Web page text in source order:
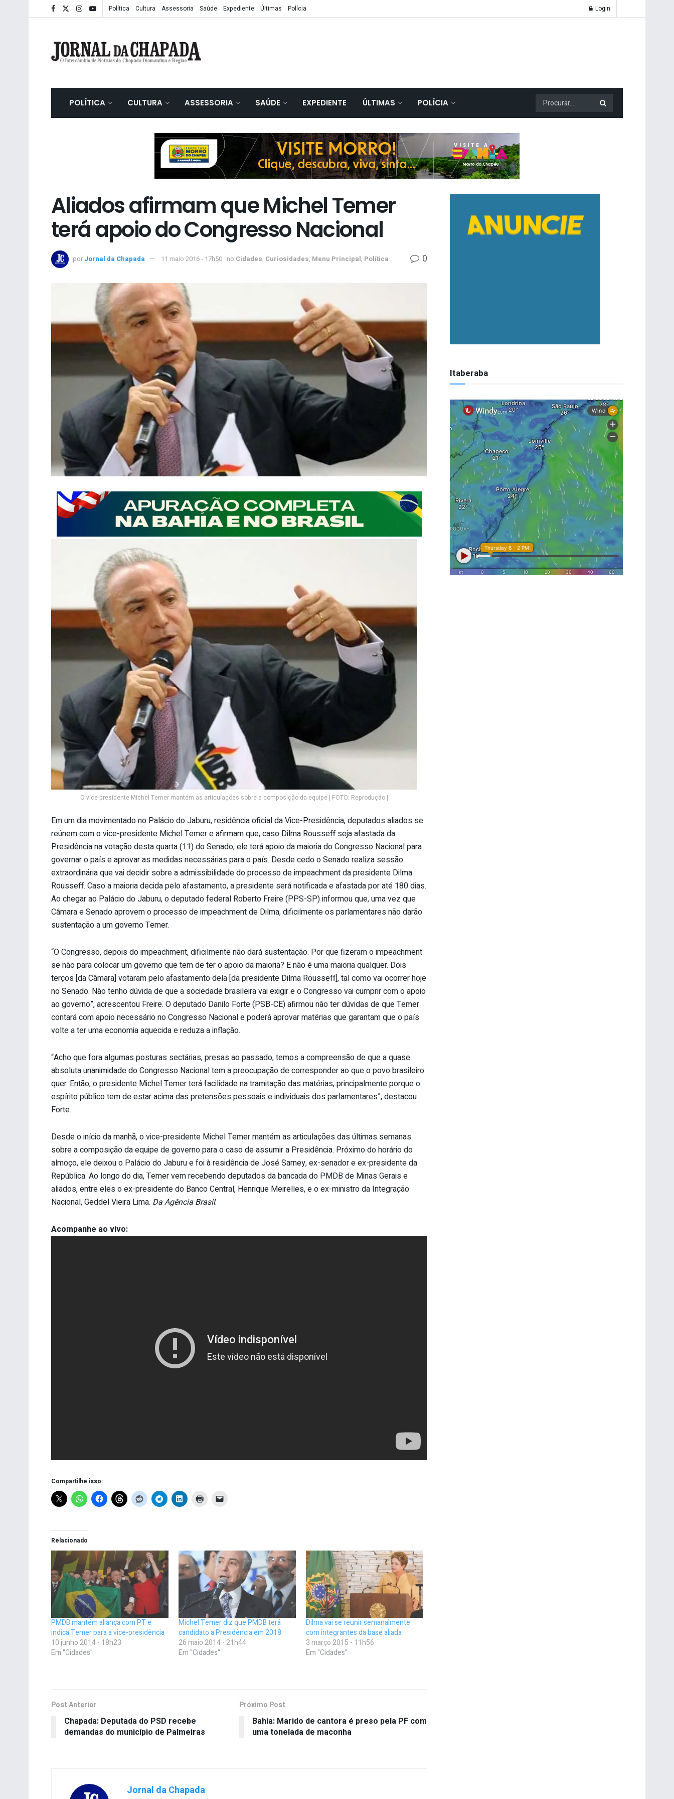
Política Cultura Assessoria Saúde Expediente Últimas Polícia Login
POLÍTICA CULTURA ASSESSORIA SAÚDE EXPEDIENTE ÚLTIMAS POLÍCIA
Aliados afirmam que Michel Temer
terá apoio do Congresso Nacional
por Jornal da Chapada 11 maio 2016 - 17h50 no Cidades, Curiosidades, Menu Principal, Política 0
O vice-presidente Michel Temer mantém as articulações sobre a composição da equipe | FOTO: Reprodução |
Em um dia movimentado no Palácio do Jaburu, residência oficial da Vice-Presidência, deputados aliados se
reúnem com o vice-presidente Michel Temer e afirmam que, caso Dilma Rousseff seja afastada da
Presidência na votação desta quarta (11) do Senado, ele terá apoio da maioria do Congresso Nacional para
governar o país e aprovar as medidas necessárias para o país. Desde cedo o Senado realiza sessão
extraordinária que vai decidir sobre a admissibilidade do processo de impeachment da presidente Dilma
Rousseff. Caso a maioria decida pelo afastamento, a presidente será notificada e afastada por até 180 dias.
Ao chegar ao Palácio do Jaburu, o deputado federal Roberto Freire (PPS-SP) informou que, uma vez que
Câmara e Senado aprovem o processo de impeachment de Dilma, dificilmente os parlamentares não darão
sustentação a um governo Temer.
“O Congresso, depois do impeachment, dificilmente não dará sustentação. Por que fizeram o impeachment
se não para colocar um governo que tem de ter o apoio da maioria? E não é uma maioria qualquer. Dois
terços [da Câmara] votaram pelo afastamento dela [da presidente Dilma Rousseff], tal como vai ocorrer hoje
no Senado. Não tenho dúvida de que a sociedade brasileira vai exigir e o Congresso vai cumprir com o apoio
ao governo”, acrescentou Freire. O deputado Danilo Forte (PSB-CE) afirmou não ter dúvidas de que Temer
contará com apoio necessário no Congresso Nacional e poderá aprovar matérias que garantam que o país
volte a ter uma economia aquecida e reduza a inflação.
“Acho que fora algumas posturas sectárias, presas ao passado, temos a compreensão de que a quase
absoluta unanimidade do Congresso Nacional tem a preocupação de corresponder ao que o povo brasileiro
quer. Então, o presidente Michel Temer terá facilidade na tramitação das matérias, principalmente porque o
espírito público tem de estar acima das pretensões pessoais e individuais dos parlamentares”, destacou
Forte.
Desde o início da manhã, o vice-presidente Michel Temer mantém as articulações das últimas semanas
sobre a composição da equipe de governo para o caso de assumir a Presidência. Próximo do horário do
almoço, ele deixou o Palácio do Jaburu e foi à residência de José Sarney, ex-senador e ex-presidente da
República. Ao longo do dia, Temer vem recebendo deputados da bancada do PMDB de Minas Gerais e
aliados, entre eles o ex-presidente do Banco Central, Henrique Meirelles, e o ex-ministro da Integração
Nacional, Geddel Vieira Lima. Da Agência Brasil.
Acompanhe ao vivo:
Compartilhe isso:
Relacionado
PMDB mantém aliança com PT e
indica Temer para a vice-presidência
10 junho 2014 - 18h23
Em "Cidades"
Michel Temer diz que PMDB terá
candidato à Presidência em 2018
26 maio 2014 - 21h44
Em "Cidades"
Dilma vai se reunir semanalmente
com integrantes da base aliada
3 março 2015 - 11h56
Em "Cidades"
Post Anterior
Chapada: Deputada do PSD recebe
demandas do município de Palmeiras
Próximo Post
Bahia: Marido de cantora é preso pela PF com
uma tonelada de maconha
Jornal da Chapada
Itaberaba